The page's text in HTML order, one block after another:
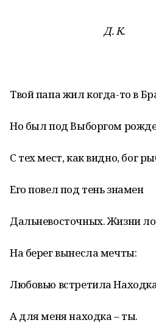
Д. К.
Твой папа жил когда-то в
Но был под Выборгом
С тех мест, как видно, бог
Его повел под тень знамен
Дальневосточных. Жизни
На берег вынесла мечты:
Любовью встретила
А для меня находка – ты.